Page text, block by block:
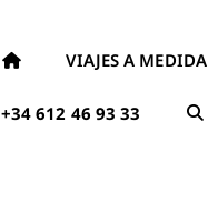
VIAJES A MEDIDA
+34 612 46 93 33